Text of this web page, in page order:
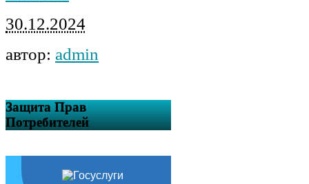
30.12.2024
автор: admin
Защита Прав
Потребителей